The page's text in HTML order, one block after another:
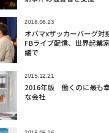
2016.06.23
オバマxザッカーバーグ対
FBライブ配信、世界起業
議で
2015.12.21
2016年版 働くのに最も
な会社